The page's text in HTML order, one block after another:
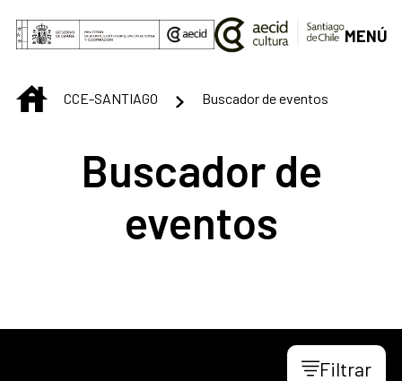
Saltar al contenido principal
MENÚ
INICIOCCE-SANTIAGO Buscador de eventos
Buscador de
eventos
Filtrar